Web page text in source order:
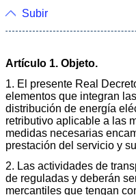
Subir
Artículo 1. Objeto.
1. El presente Real
elementos que integran
distribución de energía
retributivo aplicable a las
medidas necesarias
prestación del servicio y
2. Las actividades de
de reguladas y deberán
mercantiles que tengan